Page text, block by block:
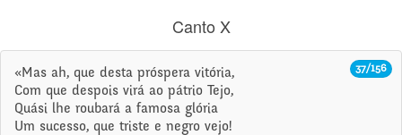
Canto X
37/156
«Mas ah, que desta próspera vitória,
Com que despois virá ao pátrio Tejo,
Quási lhe roubará a famosa glória
Um sucesso, que triste e negro vejo!